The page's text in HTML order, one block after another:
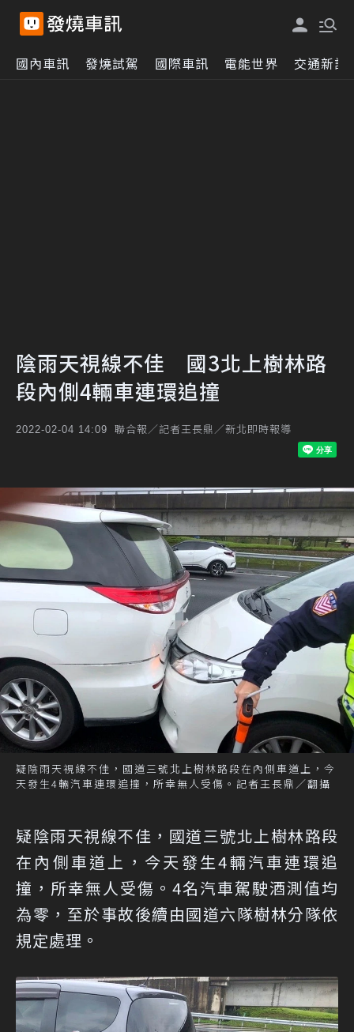
國內車訊 發燒試駕 國際車訊 電能世界 交通新訊
陰雨天視線不佳 國3北上樹林路
段內側4輛車連環追撞
2022-02-04 14:09 聯合報／記者王長鼎／新北即時報導
疑陰雨天視線不佳，國道三號北上樹林路段在內側車道上，今
天發生4輛汽車連環追撞，所幸無人受傷。記者王長鼎／翻攝
疑陰雨天視線不佳，國道三號北上樹林路段
在內側車道上，今天發生4輛汽車連環追
撞，所幸無人受傷。4名汽車駕駛酒測值均
為零，至於事故後續由國道六隊樹林分隊依
規定處理。